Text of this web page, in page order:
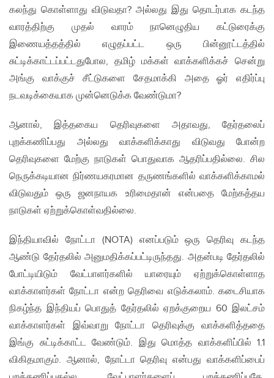
கலந்து கொள்ளாது விடுவதா? அல்லது இது தொடர்பாக கடந்த
வாரத்திற்கு முதல் வாரம் நானெழுதிய கட்டுரைக்கு
இணையத்தத்தில் எழுதப்பட்ட ஒரு பின்னூட்டத்தில்
சுட்டிக்காட்டப்பட்டதுபோல, தமிழ் மக்கள் வாக்களிக்கச் சென்று
அங்கு வாக்குச் சீட்டுகளை சேதமாக்கி அதை ஓர் எதிர்ப்பு
நடவடிக்கையாக முன்னெடுக்க வேண்டுமா?
ஆனால், இத்தகைய தெரிவுகளை அதாவது, தேர்தலைப்
புறக்கணிப்பது அல்லது வாக்களிக்காது விடுவது போன்ற
தெரிவுகளை மேற்கு நாடுகள் பொதுவாக ஆதரிப்பதில்லை. சில
நெருக்கடியான நிர்ணயகரமான தருணங்களில் வாக்களிக்காமல்
விடுவதும் ஒரு ஜனநாயக உரிமைதான் என்பதை மேற்கத்தய
நாடுகள் ஏற்றுக்கொள்வதில்லை.
இந்தியாவில் நோட்டா (NOTA) எனப்படும் ஒரு தெரிவு கடந்த
ஆண்டு தேர்தலில் அனுமதிக்கப்பட்டிருந்தது. அதன்படி தேர்தலில்
போட்டியிடும் வேட்பாளர்களில் யாரையும் ஏற்றுக்கொள்ளாத
வாக்காளர்கள் நோட்டா என்ற தெரிவை எடுக்கலாம். கடைசியாக
நிகழ்ந்த இந்தியப் பொதுத் தேர்தலில் ஏறக்குறைய 60 இலட்சம்
வாக்காளர்கள் இவ்வாறு நோட்டா தெரிவுக்கு வாக்களித்ததை
இங்கு சுட்டிக்காட்ட வேண்டும். இது மொத்த வாக்களிப்பில் 1.1
விகிதமாகும். ஆனால், நோட்டா தெரிவு என்பது வாக்களிப்பைப்